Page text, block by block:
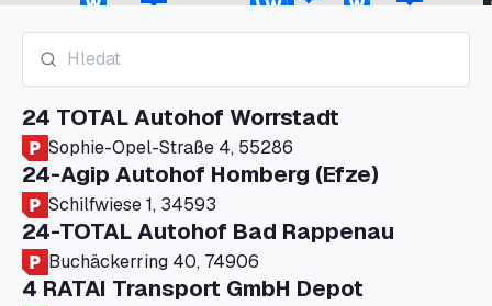
24 TOTAL Autohof Worrstadt
Sophie-Opel-Straße 4, 55286
24-Agip Autohof Homberg (Efze)
Schilfwiese 1, 34593
24-TOTAL Autohof Bad Rappenau
Buchäckerring 40, 74906
4 RATAI Transport GmbH Depot